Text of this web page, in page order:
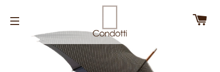
サイトナビゲーション